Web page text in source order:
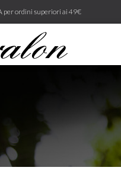
per ordini superiori ai 49€